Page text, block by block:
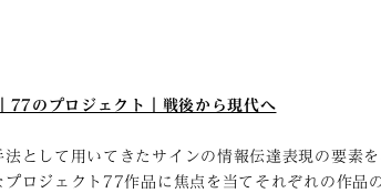
77のプロジェクト｜戦後から現代へ
として用いてきたサインの情報伝達表現の要素
ロジェクト77作品に焦点を当てそれぞれの作品